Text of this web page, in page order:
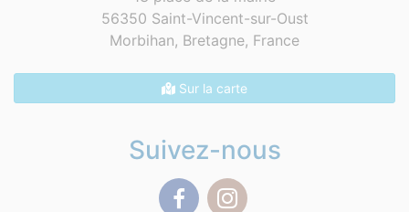
56350 Saint-Vincent-sur-Oust
Morbihan, Bretagne, France
Sur la carte
Suivez-nous